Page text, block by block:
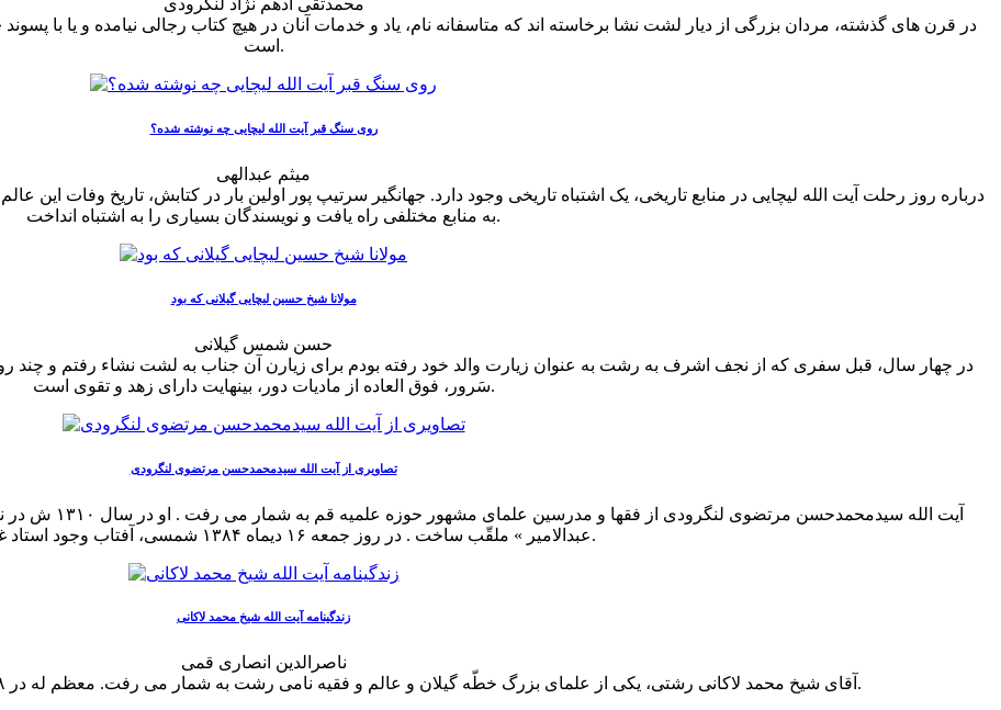
در قرن های گذشته، مردان بزرگی از دیار لشت نشا برخاسته اند که متاسفانه نام، یاد و خدمات آنان در هیچ کتاب رجالی نیامده و یا با
است.
روی سنگ قبر آیت الله لیچایی چه نوشته شده؟
میثم عبدالهی
به منابع مختلفی راه یافت و نویسندگان بسیاری را به اشتباه انداخت.
مولانا شیخ حسین لیچایی گیلانی که بود
حسن شمس گیلانی
در چهار سال، قبل سفری که از نجف اشرف به رشت به عنوان زیارت والد خود رفته بودم برای زیارن آن جناب به لشت نشاء رفتم و چند
سَرور، فوق العاده از مادیات دور، بینهایت دارای زهد و تقوی است.
تصاویری از آیت الله سیدمحمدحسن مرتضوی لنگرودی
آیت الله
عبدالامیر » ملقّب ساخت . در روز جمعه ۱۶ دیماه ۱۳۸۴ شمسی، آفتاب وجود استاد غروب کرد.
زندگینامه آیت الله شیخ محمد لاکانی
ناصرالدین انصاری قمی
آقای شیخ محمد لاکانی رشتی، یکی از علمای بزرگ خطّه گیلان و عالم و فقیه نامی رشت به شمار می رفت. معظم له در ۲۸ صفرالخیر ۱۳۳۱ ق در نجف اشرف به دنیا آمد.